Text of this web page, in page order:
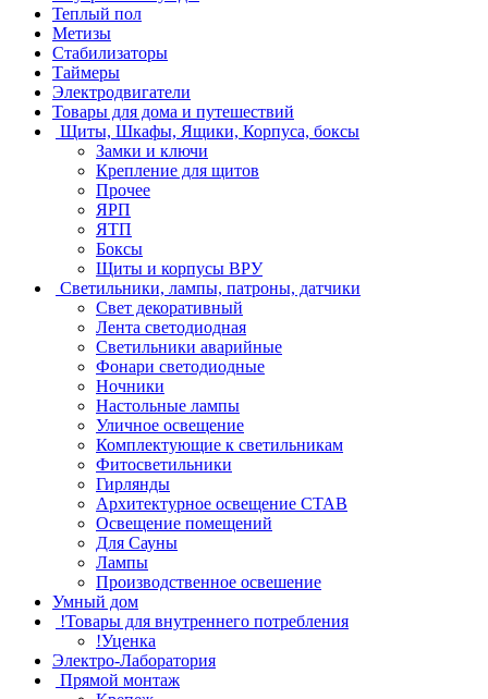
Теплый пол
Метизы
Стабилизаторы
Таймеры
Электродвигатели
Товары для дома и путешествий
Щиты, Шкафы, Ящики, Корпуса, боксы
Замки и ключи
Крепление для щитов
Прочее
ЯРП
ЯТП
Боксы
Щиты и корпусы ВРУ
Светильники, лампы, патроны, датчики
Свет декоративный
Лента светодиодная
Светильники аварийные
Фонари светодиодные
Ночники
Настольные лампы
Уличное освещение
Комплектующие к светильникам
Фитосветильники
Гирлянды
Архитектурное освещение СТАВ
Освещение помещений
Для Сауны
Лампы
Производственное освешение
Умный дом
!Товары для внутреннего потребления
!Уценка
Электро-Лаборатория
Прямой монтаж